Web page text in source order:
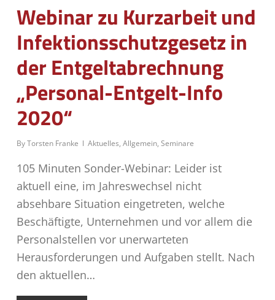
Webinar zu Kurzarbeit und
Infektionsschutzgesetz in
der Entgeltabrechnung
„Personal-Entgelt-Info
2020“
ByTorsten Franke Aktuelles, Allgemein, Seminare
105 Minuten Sonder-Webinar: Leider ist
aktuell eine, im Jahreswechsel nicht
absehbare Situation eingetreten, welche
Beschäftigte, Unternehmen und vor allem die
Personalstellen vor unerwarteten
Herausforderungen und Aufgaben stellt. Nach
den aktuellen…